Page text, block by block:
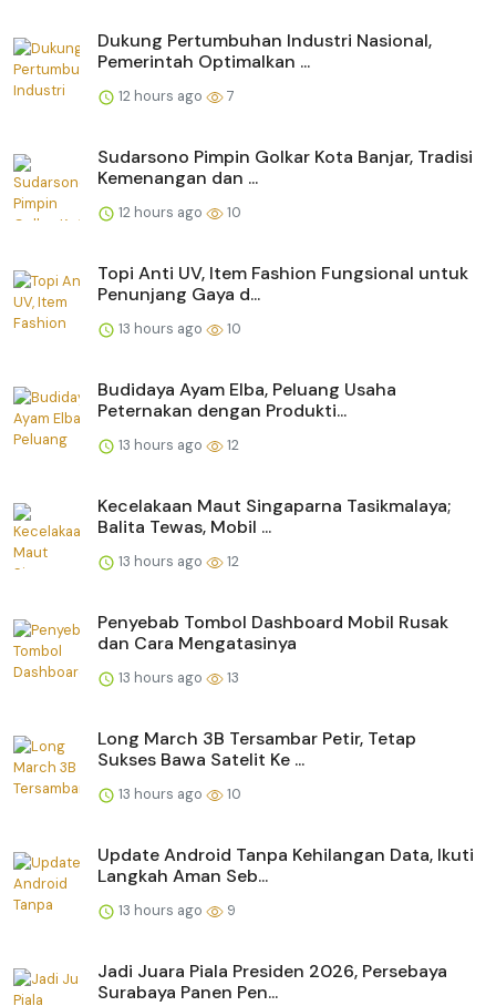
Dukung Pertumbuhan Industri Nasional,
Pemerintah Optimalkan ...
12 hours ago 7
Sudarsono Pimpin Golkar Kota Banjar, Tradisi
Kemenangan dan ...
12 hours ago 10
Topi Anti UV, Item Fashion Fungsional untuk
Penunjang Gaya d...
13 hours ago 10
Budidaya Ayam Elba, Peluang Usaha
Peternakan dengan Produkti...
13 hours ago 12
Kecelakaan Maut Singaparna Tasikmalaya;
Balita Tewas, Mobil ...
13 hours ago 12
Penyebab Tombol Dashboard Mobil Rusak
dan Cara Mengatasinya
13 hours ago 13
Long March 3B Tersambar Petir, Tetap
Sukses Bawa Satelit Ke ...
13 hours ago 10
Update Android Tanpa Kehilangan Data, Ikuti
Langkah Aman Seb...
13 hours ago 9
Jadi Juara Piala Presiden 2026, Persebaya
Surabaya Panen Pen...